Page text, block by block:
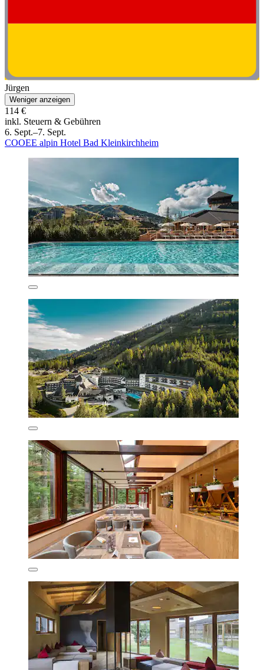
Jürgen
Weniger anzeigen
114 €
inkl. Steuern & Gebühren
6. Sept.–7. Sept.
COOEE alpin Hotel Bad Kleinkirchheim